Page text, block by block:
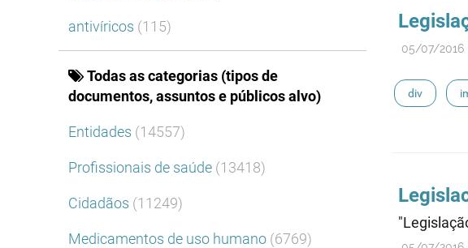
antivíricos (115)
Todas as categorias (tipos de
documentos, assuntos e públicos alvo)
Entidades (14557)
Profissionais de saúde (13418)
Cidadãos (11249)
Medicamentos de uso humano (6769)
05/07/2016
div